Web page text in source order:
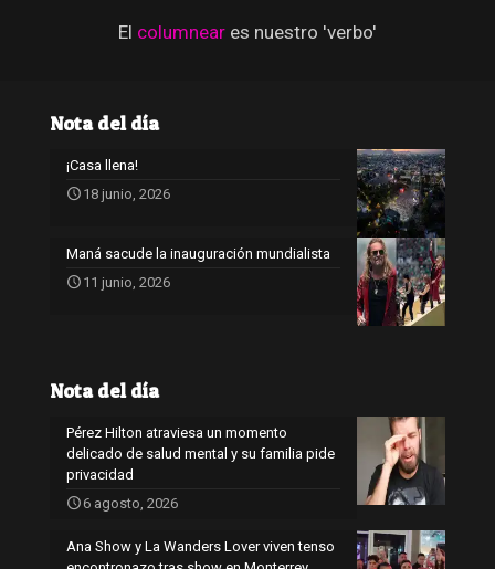
El columnear es nuestro 'verbo'
Nota del día
¡Casa llena!
18 junio, 2026
Maná sacude la inauguración mundialista
11 junio, 2026
Nota del día
Pérez Hilton atraviesa un momento
delicado de salud mental y su familia pide
privacidad
6 agosto, 2026
Ana Show y La Wanders Lover viven tenso